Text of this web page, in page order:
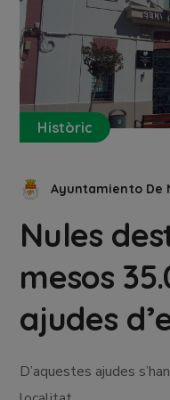
Històric
Ayuntamiento De
Nules
mesos
ajudes
D’aquestes ajudes